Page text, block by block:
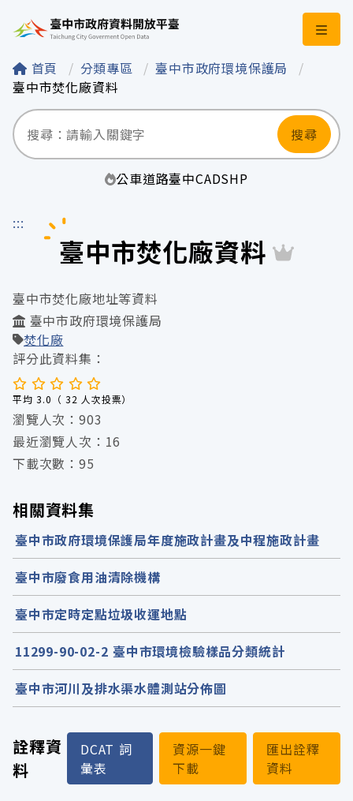
臺中市政府資料開
首頁 分類專區
臺中市政府環境保護局
臺中市焚化廠資料
搜尋
公車道路臺中CADSHP
:::
臺中市焚化廠資料
詮釋資
料
DCAT 詞
彙表
資源一鍵
下載
匯出詮釋
資料
臺中市焚化廠地址等資料
臺中市政府環境保護局
焚化廠
評分此資料集：
平均 3.0（ 32 人次投票）
瀏覽人次：903
最近瀏覽人次：16
下載次數：95
相關資料集
臺中市政府環境保護局年度施政計畫及中程施政計畫
臺中市廢食用油清除機構
臺中市定時定點垃圾收運地點
11299-90-02-2 臺中市環境檢驗樣品分類統計
臺中市河川及排水渠水體測站分佈圖